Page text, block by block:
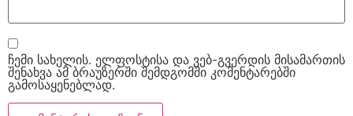
ჩემი სახელის. ელფოსტისა და ვებ-გვერდის მისამართის
შენახვა ამ ბრაუზერში შემდგომში კომენტარებში
გამოსაყენებლად.